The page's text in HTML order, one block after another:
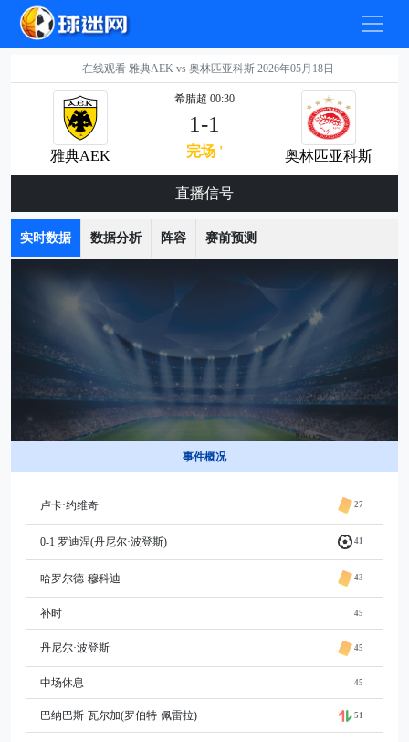
在线观看 雅典AEK vs 奥林匹亚科斯 2026年05月18日
雅典AEK
希腊超 00:30
1-1
完场 ' 奥林匹亚科斯
直播信号
实时数据 数据分析 阵容 赛前预测
事件概况
卢卡·约维奇 27
0-1 罗迪涅(丹尼尔·波登斯) 41
哈罗尔德·穆科迪 43
补时 45
丹尼尔·波登斯 45
中场休息 45
巴纳巴斯·瓦尔加(罗伯特·佩雷拉) 51